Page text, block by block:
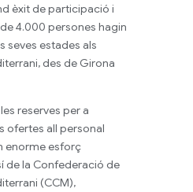
èxit de participació i
4.000 persones hagin
seves estades als
des de Girona
reserves per a
ofertes all personal
enorme esforç
de la Confederació de
(CCM),